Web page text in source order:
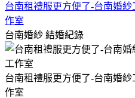
台南租禮服更方便了-台南婚
作室
台南婚紗 結婚紀錄
台南租禮服更方便了-台南婚
作室